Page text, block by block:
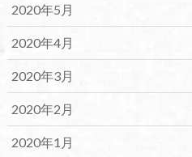
2020年5月
2020年4月
2020年3月
2020年2月
2020年1月